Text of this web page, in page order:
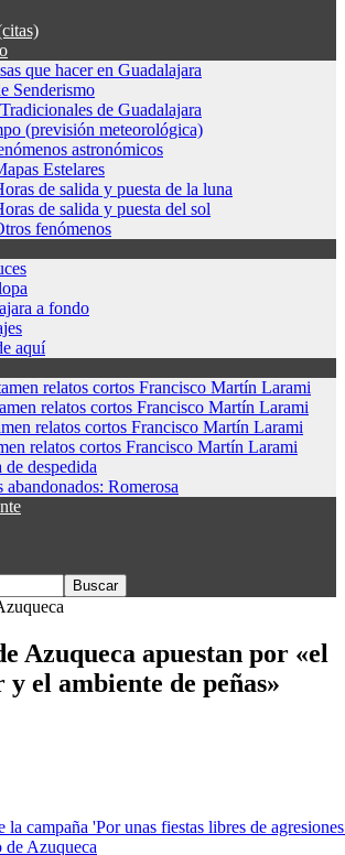
que hacer en Guadalajara
Senderismo
de Guadalajara
(previsión meteorológica)
astronómicos
Estelares
de salida y puesta de la luna
de salida y puesta del sol
fenómenos
a fondo
aquí
relatos cortos Francisco Martín Larami
relatos cortos Francisco Martín Larami
relatos cortos Francisco Martín Larami
relatos cortos Francisco Martín Larami
de despedida
abandonados: Romerosa
Azuqueca apuestan por «el
el ambiente de peñas»